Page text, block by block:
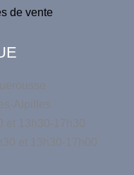
de vente
Alpilles
et 13h30-17h30
et 13h30-17h00